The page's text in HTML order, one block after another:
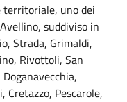
territoriale, uno dei
suddiviso in
Strada, Grimaldi,
Rivottoli, San
Cretazzo, Pescarole,